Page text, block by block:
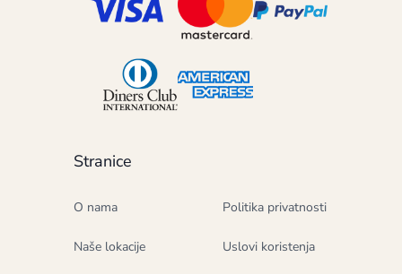
Stranice
O nama
Naše lokacije
Politika privatnosti
Uslovi koristenja